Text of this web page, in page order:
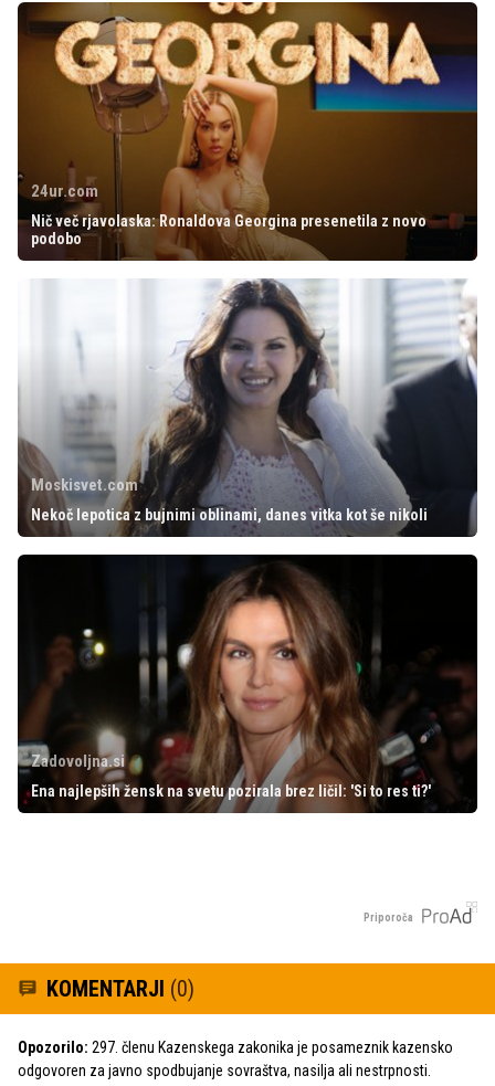
24ur.com
Nič več rjavolaska: Ronaldova Georgina presenetila z novo
podobo
Moskisvet.com
Nekoč lepotica z bujnimi oblinami, danes vitka kot še nikoli
Zadovoljna.si
Ena najlepših žensk na svetu pozirala brez ličil: 'Si to res ti?'
Priporoča
KOMENTARJI (0)
Opozorilo: 297. členu Kazenskega zakonika je posameznik kazensko
odgovoren za javno spodbujanje sovraštva, nasilja ali nestrpnosti.